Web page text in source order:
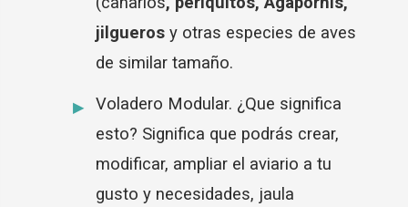
jilgueros y otras especies de aves
de similar tamaño.
Voladero Modular. ¿Que significa
esto? Significa que podrás crear,
modificar, ampliar el aviario a tu
gusto y necesidades, jaula